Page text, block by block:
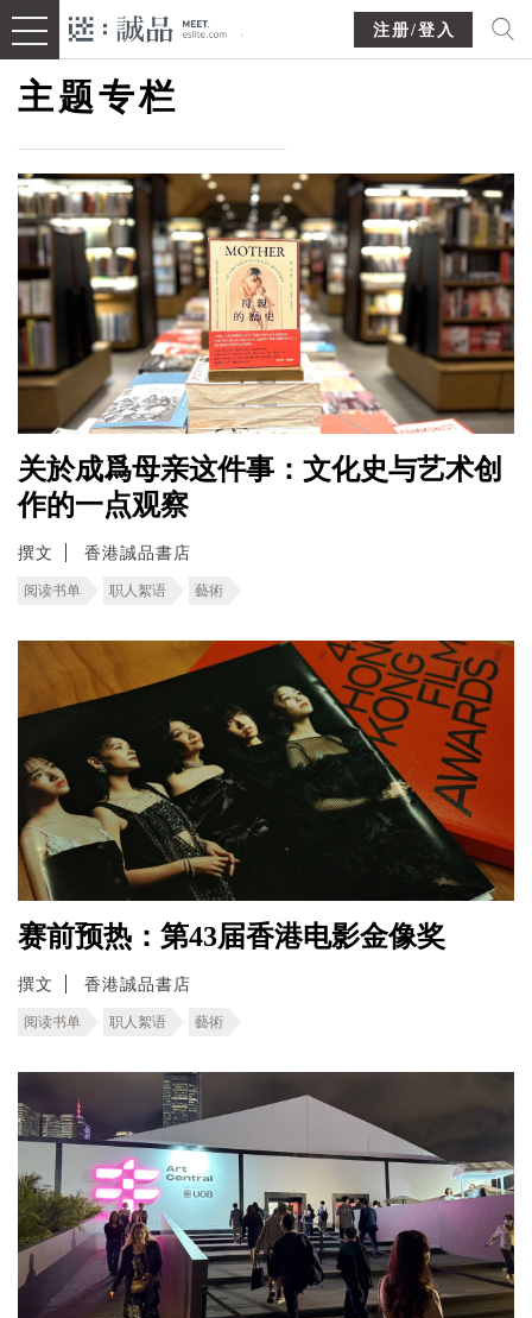
注册/登入
主题专栏
关於成爲母亲这件事：文化史与艺术创
作的一点观察
撰文 香港誠品書店
阅读书单 职人絮语 藝術
赛前预热：第43届香港电影金像奖
撰文 香港誠品書店
阅读书单 职人絮语 藝術